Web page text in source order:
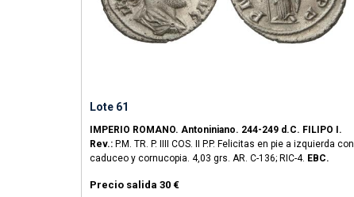
Lote 61
IMPERIO ROMANO. Antoniniano. 244-249 d.C. FILIPO I.
Rev.: P.M. TR. P. IIII COS. II P.P. Felicitas en pie a izquierda con
caduceo y cornucopia. 4,03 grs. AR. C-136; RIC-4. EBC.
Precio salida 30 €